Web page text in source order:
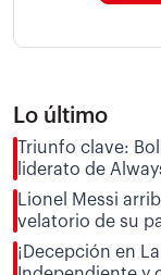
Lo último
Triunfo clave:
liderato de
Lionel Messi
velatorio de su
¡Decepción en